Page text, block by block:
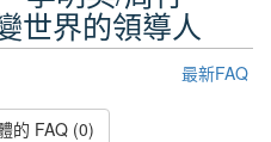
世界的領導人
最新FAQ
的 FAQ (0)